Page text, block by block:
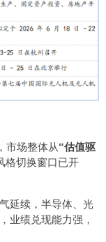
市场整体从“估值驱
格切换窗口已开
延续，半导体、光
业绩兑现能力强，